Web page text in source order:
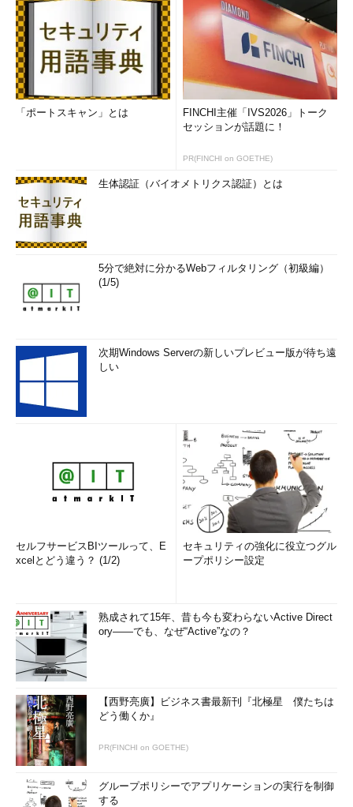
「ポートスキャン」とは
FINCHI主催「IVS2026」トーク
セッションが話題に！
PR(FINCHI on GOETHE)
生体認証（バイオメトリクス認証）とは
5分で絶対に分かるWebフィルタリング（初級編）
(1/5)
次期Windows Serverの新しいプレビュー版が待ち遠
しい
セルフサービスBIツールって、E
xcelとどう違う？ (1/2)
セキュリティの強化に役立つグル
ープポリシー設定
熟成されて15年、昔も今も変わらないActive Direct
ory――でも、なぜ“Active”なの？
【西野亮廣】ビジネス書最新刊『北極星 僕たちは
どう働くか』
PR(FINCHI on GOETHE)
グループポリシーでアプリケーションの実行を制御
する